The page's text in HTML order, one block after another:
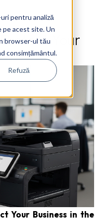
pentru analiză
pe acest site. Un
browser-ul tău
consimțământul.
Refuză
Your
Your Business in the